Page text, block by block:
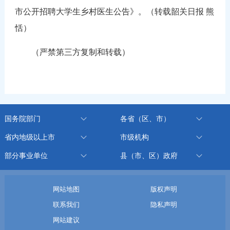
市公开招聘大学生乡村医生公告》。（转载韶关日报 熊
恬）
（严禁第三方复制和转载）
国务院部门 各省（区、市）
省内地级以上市 市级机构
部分事业单位 县（市、区）政府
网站地图
版权声明
联系我们
隐私声明
网站建议